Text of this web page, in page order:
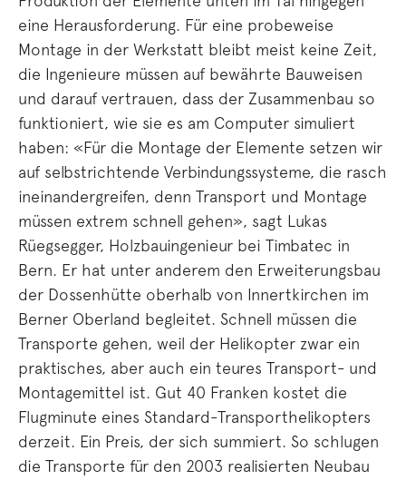
eine Herausforderung. Für eine probeweise
Montage in der Werkstatt bleibt meist keine Zeit,
die Ingenieure müssen auf bewährte Bauweisen
und darauf vertrauen, dass der Zusammenbau so
funktioniert, wie sie es am Computer simuliert
haben: «Für die Montage der Elemente setzen wir
auf selbstrichtende Verbindungssysteme, die rasch
ineinandergreifen, denn Transport und Montage
müssen extrem schnell gehen», sagt Lukas
Rüegsegger, Holzbauingenieur bei Timbatec in
Bern. Er hat unter anderem den Erweiterungsbau
der Dossenhütte oberhalb von Innertkirchen im
Berner Oberland begleitet. Schnell müssen die
Transporte gehen, weil der Helikopter zwar ein
praktisches, aber auch ein teures Transport- und
Montagemittel ist. Gut 40 Franken kostet die
Flugminute eines Standard-Transporthelikopters
derzeit. Ein Preis, der sich summiert. So schlugen
die Transporte für den 2003 realisierten Neubau